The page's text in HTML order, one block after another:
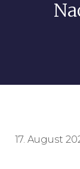
17. August